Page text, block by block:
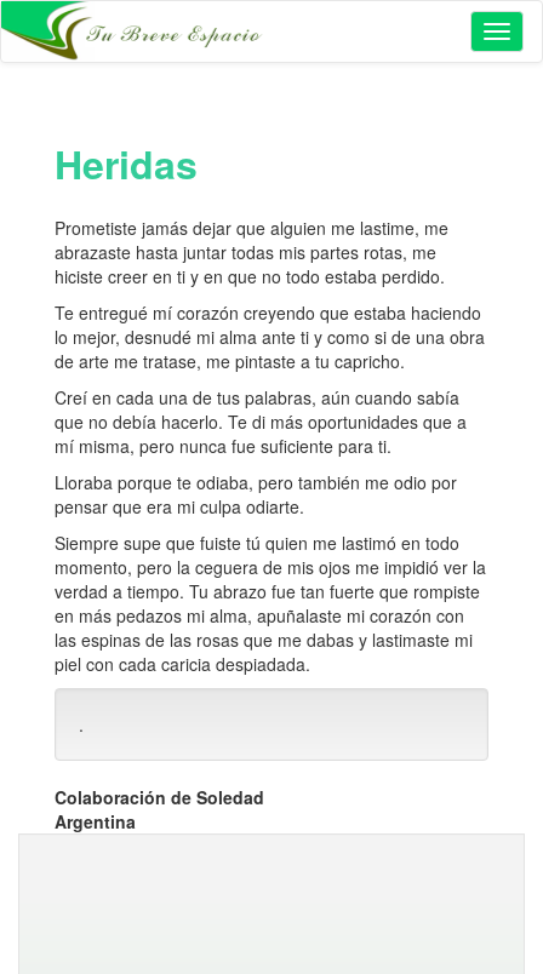
Heridas
Prometiste jamás dejar que alguien me lastime, me
abrazaste hasta juntar todas mis partes rotas, me
hiciste creer en ti y en que no todo estaba perdido.
Te entregué mí corazón creyendo que estaba haciendo
lo mejor, desnudé mi alma ante ti y como si de una obra
de arte me tratase, me pintaste a tu capricho.
Creí en cada una de tus palabras, aún cuando sabía
que no debía hacerlo. Te di más oportunidades que a
mí misma, pero nunca fue suficiente para ti.
Lloraba porque te odiaba, pero también me odio por
pensar que era mi culpa odiarte.
Siempre supe que fuiste tú quien me lastimó en todo
momento, pero la ceguera de mis ojos me impidió ver la
verdad a tiempo. Tu abrazo fue tan fuerte que rompiste
en más pedazos mi alma, apuñalaste mi corazón con
las espinas de las rosas que me dabas y lastimaste mi
piel con cada caricia despiadada.
.
Colaboración de Soledad
Argentina